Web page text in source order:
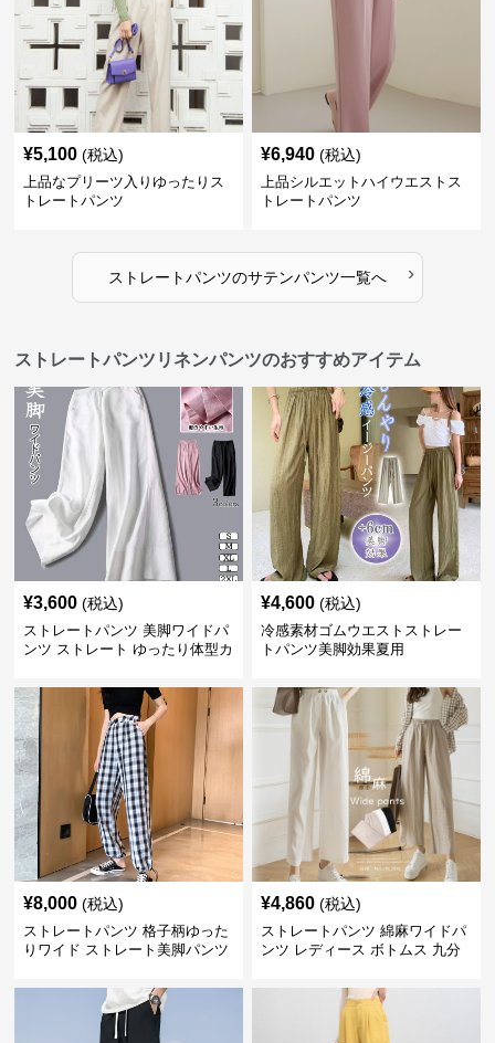
¥5,100 (税込)
上品なプリーツ入りゆったりス
トレートパンツ
¥6,940 (税込)
上品シルエットハイウエストス
トレートパンツ
ストレートパンツのサテンパンツ一覧へ ›
ストレートパンツリネンパンツのおすすめアイテム
¥3,600 (税込)
ストレートパンツ 美脚ワイドパ
ンツ ストレート ゆったり体型カ
¥4,600 (税込)
冷感素材ゴムウエストストレー
トパンツ美脚効果夏用
¥8,000 (税込)
ストレートパンツ 格子柄ゆった
りワイド ストレート美脚パンツ
¥4,860 (税込)
ストレートパンツ 綿麻ワイドパ
ンツ レディース ボトムス 九分